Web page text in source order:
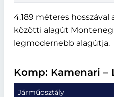
4.189 méteres hosszával
közötti alagút
legmodernebb alagútja.
Komp: Kamenari –
Járműosztály